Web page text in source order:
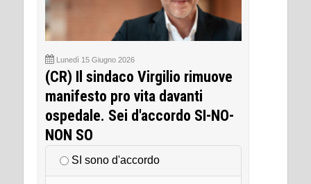
Lunedì 15 Giugno 2026
(CR) Il sindaco Virgilio rimuove
manifesto pro vita davanti
ospedale. Sei d'accordo SI-NO-
NON SO
SI sono d'accordo